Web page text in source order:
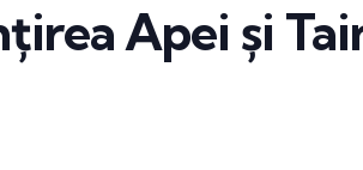
Apei și